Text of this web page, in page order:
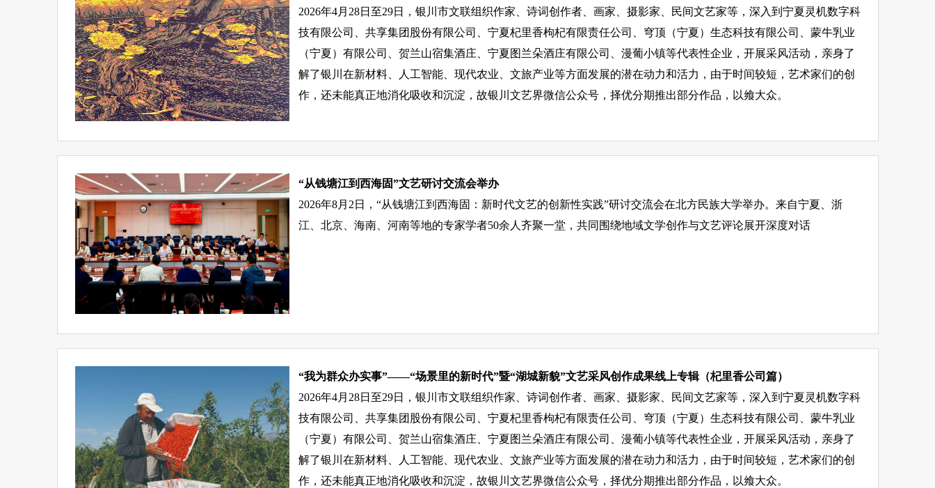
2026年4月28日至29日，银川市文联组织作家、诗词创作者、画家、摄影家、民间文艺家等，深入到宁夏灵机数字科
技有限公司、共享集团股份有限公司、宁夏杞里香枸杞有限责任公司、穹顶（宁夏）生态科技有限公司、蒙牛乳业
（宁夏）有限公司、贺兰山宿集酒庄、宁夏图兰朵酒庄有限公司、漫葡小镇等代表性企业，开展采风活动，亲身了
解了银川在新材料、人工智能、现代农业、文旅产业等方面发展的潜在动力和活力，由于时间较短，艺术家们的创
作，还未能真正地消化吸收和沉淀，故银川文艺界微信公众号，择优分期推出部分作品，以飨大众。
“从钱塘江到西海固”文艺研讨交流会举办
2026年8月2日，“从钱塘江到西海固：新时代文艺的创新性实践”研讨交流会在北方民族大学举办。来自宁夏、浙
江、北京、海南、河南等地的专家学者50余人齐聚一堂，共同围绕地域文学创作与文艺评论展开深度对话
“我为群众办实事”——“场景里的新时代”暨“湖城新貌”文艺采风创作成果线上专辑（杞里香公司篇）
2026年4月28日至29日，银川市文联组织作家、诗词创作者、画家、摄影家、民间文艺家等，深入到宁夏灵机数字科
技有限公司、共享集团股份有限公司、宁夏杞里香枸杞有限责任公司、穹顶（宁夏）生态科技有限公司、蒙牛乳业
（宁夏）有限公司、贺兰山宿集酒庄、宁夏图兰朵酒庄有限公司、漫葡小镇等代表性企业，开展采风活动，亲身了
解了银川在新材料、人工智能、现代农业、文旅产业等方面发展的潜在动力和活力，由于时间较短，艺术家们的创
作，还未能真正地消化吸收和沉淀，故银川文艺界微信公众号，择优分期推出部分作品，以飨大众。